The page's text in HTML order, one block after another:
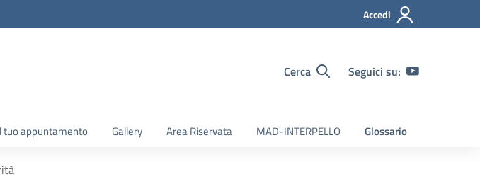
Accedi
Cerca Seguici su:
tuo appuntamento Gallery Area Riservata MAD-INTERPELLO Glossario